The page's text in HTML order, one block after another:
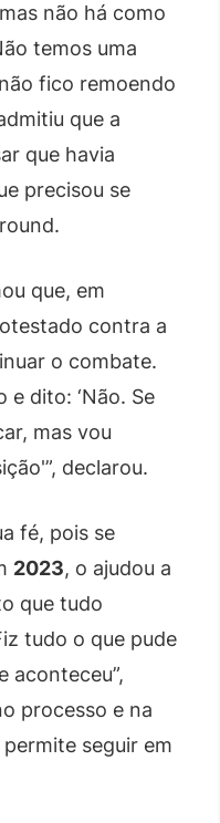
não há como
temos uma
fico remoendo
que a
que havia
precisou se
que, em
contra a
o combate.
e dito: ‘Não. Se
mas vou
declarou.
fé, pois se
2023, o ajudou a
que tudo
tudo o que pude
aconteceu”,
processo e na
seguir em